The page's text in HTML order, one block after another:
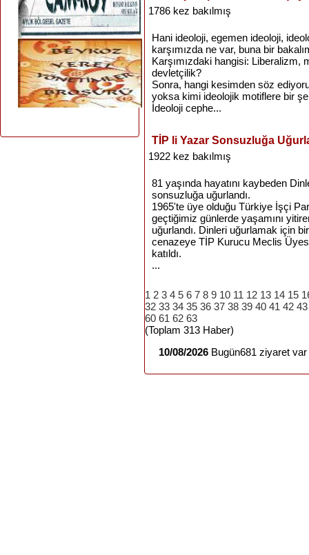
1786 kez bakılmış
Hani ideoloji, egemen ideoloji,
karşımızda ne var, buna bir
Karşımızdaki hangisi:
devletçilik?
Sonra, hangi kesimden söz
yoksa kimi ideolojik motiflere bir
İdeoloji cephe...
TİP li Yazar Sonsuzluğa
1922 kez bakılmış
81 yaşında hayatını kaybeden
sonsuzluğa uğurlandı.
1965'te üye olduğu Türkiye İşçi
geçtiğimiz günlerde yaşamını
uğurlandı. Dinleri uğurlamak için
cenazeye TİP Kurucu Meclis
katıldı.
...
1 2 3 4 5 6 7 8 9 10 11 12 13 14 15
32 33 34 35 36 37 38 39 40 41 42 43
60 61 62 63
(Toplam 313 Haber)
10/08/2026 Bugün681 ziyaret